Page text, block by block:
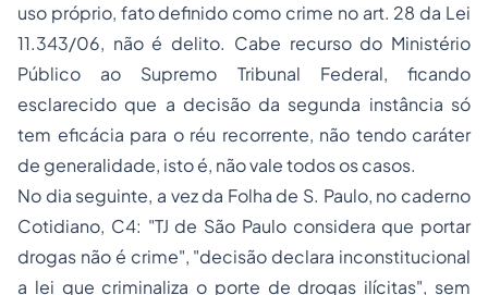
uso próprio, fato definido como crime no art. 28 da Lei
11.343/06, não é delito. Cabe recurso do Ministério
Público ao Supremo Tribunal Federal, ficando
esclarecido que a decisão da segunda instância só
tem eficácia para o réu recorrente, não tendo caráter
de generalidade, isto é, não vale todos os casos.
No dia seguinte, a vez da Folha de S. Paulo, no caderno
Cotidiano, C4: "TJ de São Paulo considera que portar
drogas não é crime", "decisão declara inconstitucional
a lei que criminaliza o porte de drogas ilícitas", sem